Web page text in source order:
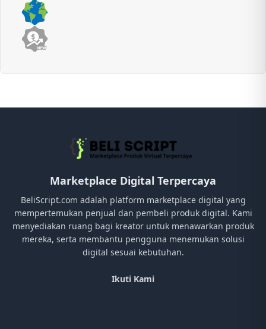
Marketplace Digital Terpercaya
BeliScript.com adalah platform marketplace digital yang
mempertemukan penjual dan pembeli produk digital. Kami
menyediakan ruang bagi kreator untuk menawarkan produk
mereka, serta membantu pengguna menemukan solusi
digital sesuai kebutuhan.
Ikuti Kami